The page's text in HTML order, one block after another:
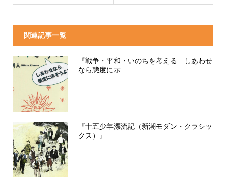
関連記事一覧
『戦争・平和・いのちを考える しあわせ
なら態度に示...
『十五少年漂流記（新潮モダン・クラシッ
クス）』